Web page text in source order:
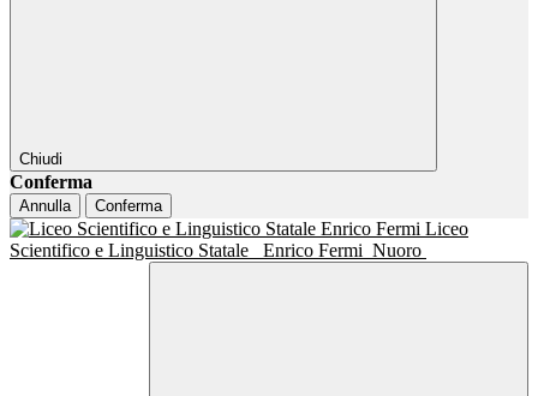
Chiudi
Conferma
Annulla Conferma
Liceo
Scientifico e Linguistico Statale
Enrico Fermi Nuoro